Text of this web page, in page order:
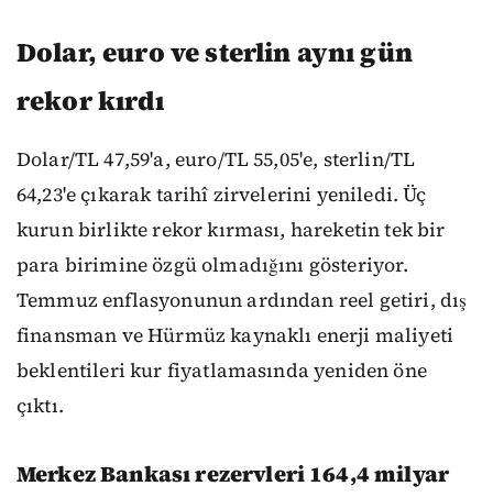
Dolar, euro ve sterlin aynı gün
rekor kırdı
Dolar/TL 47,59'a, euro/TL 55,05'e, sterlin/TL
64,23'e çıkarak tarihî zirvelerini yeniledi. Üç
kurun birlikte rekor kırması, hareketin tek bir
para birimine özgü olmadığını gösteriyor.
Temmuz enflasyonunun ardından reel getiri, dış
finansman ve Hürmüz kaynaklı enerji maliyeti
beklentileri kur fiyatlamasında yeniden öne
çıktı.
Merkez Bankası rezervleri 164,4 milyar